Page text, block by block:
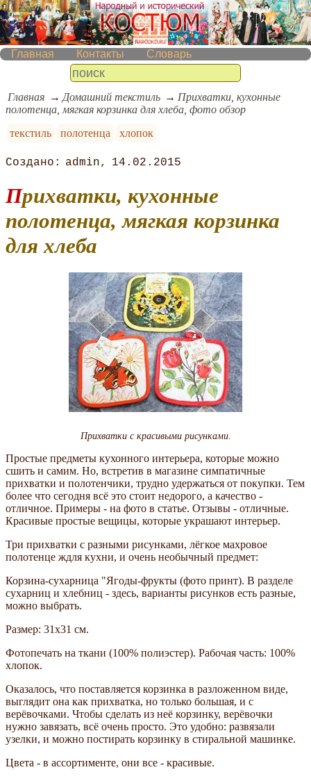
Главная Контакты Словарь
Главная Домашний текстиль
Прихватки, кухонные
полотенца, мягкая корзинка для хлеба, фото обзор
текстиль
полотенца хлопок
admin 14.02.2015
Прихватки, кухонные
полотенца, мягкая корзинка
для хлеба
Прихватки с красивыми рисунками.
Простые предметы кухонного интерьера, которые можно
сшить и самим. Но, встретив в магазине симпатичные
прихватки и полотенчики, трудно удержаться от покупки. Тем
более что сегодня всё это стоит недорого, а качество -
отличное. Примеры - на фото в статье. Отзывы - отличные.
Красивые простые вещицы, которые украшают интерьер.
Три прихватки с разными рисунками, лёгкое махровое
полотенце ждля кухни, и очень необычный предмет:
Корзина-сухарница "Ягоды-фрукты (фото принт). В разделе
сухарниц и хлебниц - здесь, варианты рисунков есть разные,
можно выбрать.
Размер: 31х31 см.
Фотопечать на ткани (100% полиэстер). Рабочая часть: 100%
хлопок.
Оказалось, что поставляется корзинка в разложенном виде,
выглядит она как прихватка, но только большая, и с
верёвочками. Чтобы сделать из неё корзинку, верёвочки
нужно завязать, всё очень просто. Это удобно: развязали
узелки, и можно постирать корзинку в стиральной машинке.
Цвета - в ассортименте, они все - красивые.